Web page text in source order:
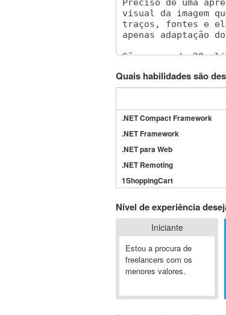
Quais habilidades são
.NET Compact Framework
.NET Framework
.NET para Web
.NET Remoting
1ShoppingCart
3GSM
4D Dimension
802.11
A&P
A-GPS
Nível de experiência
Iniciante
Estou a procura de
freelancers com os
menores valores.